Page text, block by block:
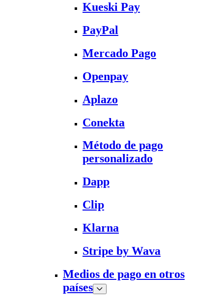
Kueski Pay
PayPal
Mercado Pago
Openpay
Aplazo
Conekta
Método de pago
personalizado
Dapp
Clip
Klarna
Stripe by Wava
Medios de pago en otros
países